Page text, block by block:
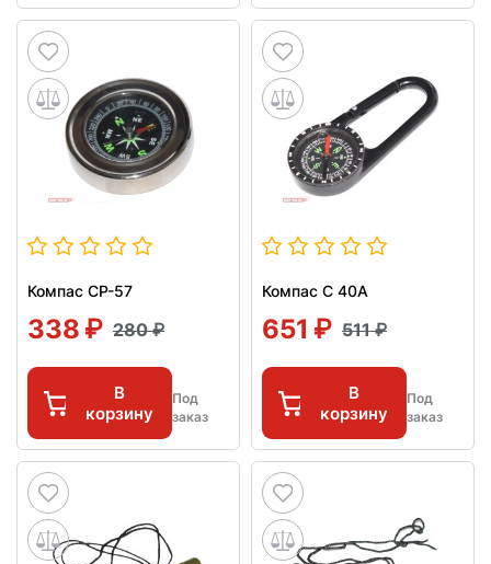
Компас СР-57
338 280
В
корзину
Под
заказ
Компас С 40А
651 511
В
корзину
Под
заказ